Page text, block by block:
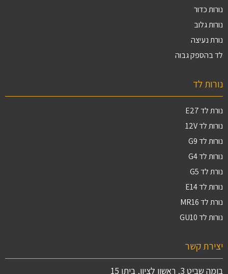
נורות כדור
נורות גלוב
נורת נעיצה
לד בהספק גבוה
נורות לד
נורת לד E27
נורות לד 12V
נורות לד G9
נורות לד G4
נורת לד G5
נורות לד E14
נורת לד MR16
נורות לד GU10
יצירת קשר
בומה שביט 3, ראשון לציון, ביתן 15